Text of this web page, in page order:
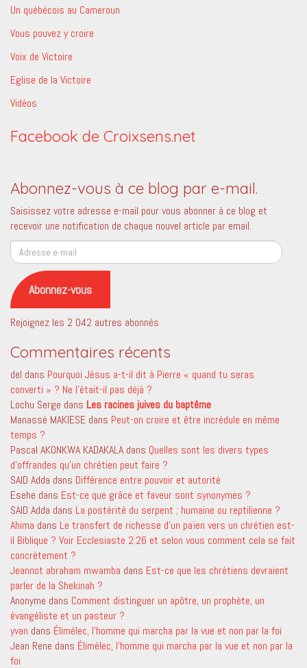
Un québécois au Cameroun
Vous pouvez y croire
Voix de Victoire
Eglise de la Victoire
Vidéos
Facebook de Croixsens.net
Abonnez-vous à ce blog par e-mail.
Saisissez votre adresse e-mail pour vous abonner à ce blog et
recevoir une notification de chaque nouvel article par email.
Adresse
e-
mail
Abonnez-vous
Rejoignez les 2 042 autres abonnés
Commentaires récents
del dans Pourquoi Jésus a-t-il dit à Pierre « quand tu seras
converti » ? Ne l’était-il pas déjà ?
Lochu Serge dans Les racines juives du baptême
Manassé MAKIESE dans Peut-on croire et être incrédule en même
temps ?
Pascal AKONKWA KADAKALA dans Quelles sont les divers types
d’offrandes qu’un chrétien peut faire ?
SAID Adda dans Différence entre pouvoir et autorité
Esehe dans Est-ce que grâce et faveur sont synonymes ?
SAID Adda dans La postérité du serpent ; humaine ou reptilienne ?
Ahima dans Le transfert de richesse d’un païen vers un chrétien est-
il Biblique ? Voir Ecclesiaste 2:26 et selon vous comment cela se fait
concrètement ?
Jeannot abraham mwamba dans Est-ce que les chrétiens devraient
parler de la Shekinah ?
Anonyme dans Comment distinguer un apôtre, un prophète, un
évangéliste et un pasteur ?
yvan dans Élimélec, l’homme qui marcha par la vue et non par la foi
Jean Rene dans Élimélec, l’homme qui marcha par la vue et non par la
foi